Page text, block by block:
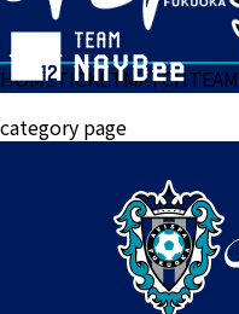
HOMETICKETMATCHTEAM
category page